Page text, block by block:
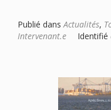
Publié dansActualités,
Intervenant.e
Identifié